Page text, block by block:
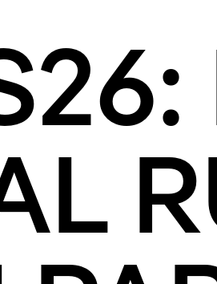
Styling Tips
Video
Imprint